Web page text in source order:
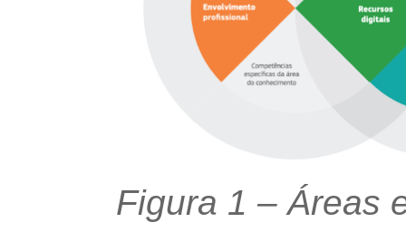
Figura 1 – Áreas